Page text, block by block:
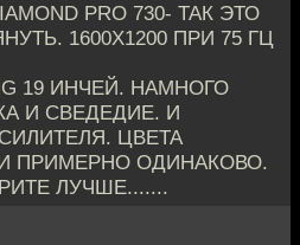
PRO 730- ТАК ЭТО
1600Х1200 ПРИ 75 ГЦ
19 ИНЧЕЙ. НАМНОГО
И СВЕДЕДИЕ. И
ЦВЕТА
ПРИМЕРНО ОДИНАКОВО.
ЛУЧШЕ.......